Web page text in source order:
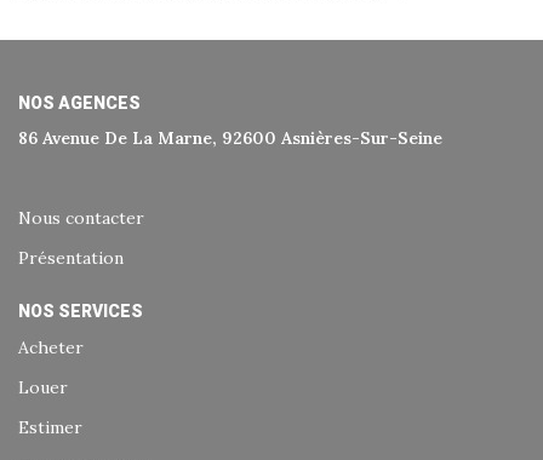
NOS AGENCES
86 Avenue De La Marne, 92600 Asnières-Sur-Seine
Nous contacter
Présentation
NOS SERVICES
Acheter
Louer
Estimer